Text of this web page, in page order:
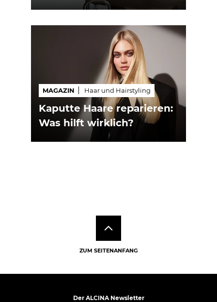
MAGAZIN Haar und Hairstyling
Kaputte Haare reparieren:
Was hilft wirklich?
ZUM SEITENANFANG
Der ALCINA Newsletter